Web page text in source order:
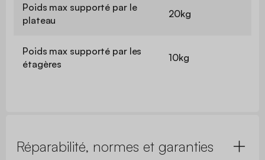
Poids max supporté par le
plateau
20kg
Poids max supporté par les
étagères
10kg
Réparabilité, normes et garanties